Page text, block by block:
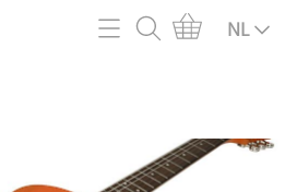
snaarinstrumenten
NL